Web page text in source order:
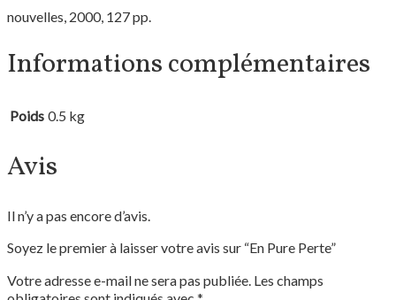
nouvelles, 2000, 127 pp.
Informations complémentaires
Poids 0.5 kg
Avis
Il n’y a pas encore d’avis.
Soyez le premier à laisser votre avis sur “En Pure Perte”
Votre adresse e-mail ne sera pas publiée. Les champs